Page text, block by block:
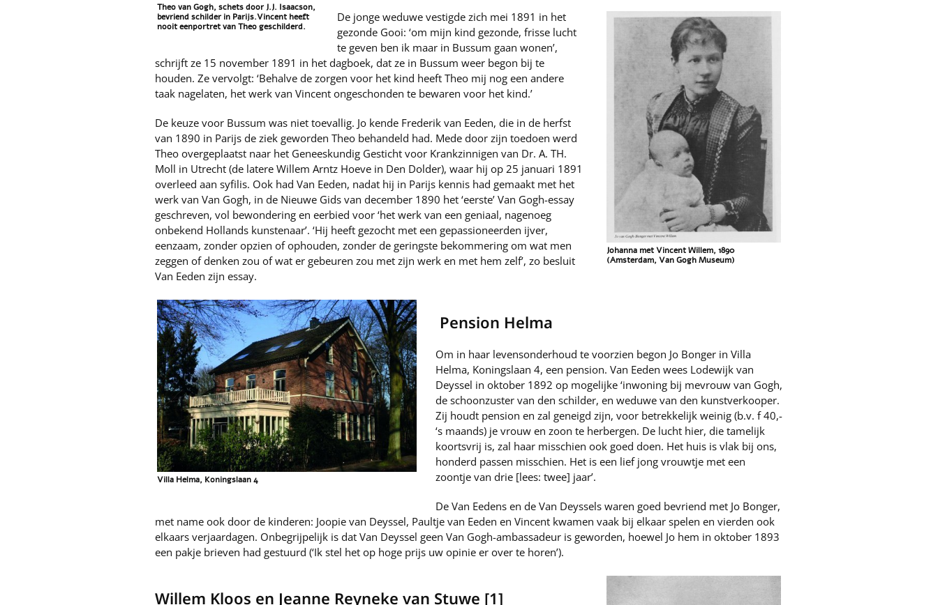
Theo van Gogh, schets door J.J. Isaacson,
bevriend schilder in Parijs.Vincent heeft
nooit eenportret van Theo geschilderd.
Johanna met Vincent Willem, 1890
(Amsterdam, Van Gogh Museum)
De jonge weduwe vestigde zich mei 1891 in het
gezonde Gooi: ‘om mijn kind gezonde, frisse lucht
te geven ben ik maar in Bussum gaan wonen’,
schrijft ze 15 november 1891 in het dagboek, dat ze in Bussum weer begon bij te
houden. Ze vervolgt: ‘Behalve de zorgen voor het kind heeft Theo mij nog een andere
taak nagelaten, het werk van Vincent ongeschonden te bewaren voor het kind.’
De keuze voor Bussum was niet toevallig. Jo kende Frederik van Eeden, die in de herfst
van 1890 in Parijs de ziek geworden Theo behandeld had. Mede door zijn toedoen werd
Theo overgeplaatst naar het Geneeskundig Gesticht voor Krankzinnigen van Dr. A. TH.
Moll in Utrecht (de latere Willem Arntz Hoeve in Den Dolder), waar hij op 25 januari 1891
overleed aan syfilis. Ook had Van Eeden, nadat hij in Parijs kennis had gemaakt met het
werk van Van Gogh, in de Nieuwe Gids van december 1890 het ‘eerste’ Van Gogh-essay
geschreven, vol bewondering en eerbied voor ‘het werk van een geniaal, nagenoeg
onbekend Hollands kunstenaar’. ‘Hij heeft gezocht met een gepassioneerden ijver,
eenzaam, zonder opzien of ophouden, zonder de geringste bekommering om wat men
zeggen of denken zou of wat er gebeuren zou met zijn werk en met hem zelf’, zo besluit
Van Eeden zijn essay.
Villa Helma, Koningslaan 4
Pension Helma
Om in haar levensonderhoud te voorzien begon Jo Bonger in Villa
Helma, Koningslaan 4, een pension. Van Eeden wees Lodewijk van
Deyssel in oktober 1892 op mogelijke ‘inwoning bij mevrouw van Gogh,
de schoonzuster van den schilder, en weduwe van den kunstverkooper.
Zij houdt pension en zal geneigd zijn, voor betrekkelijk weinig (b.v. f 40,-
‘s maands) je vrouw en zoon te herbergen. De lucht hier, die tamelijk
koortsvrij is, zal haar misschien ook goed doen. Het huis is vlak bij ons,
honderd passen misschien. Het is een lief jong vrouwtje met een
zoontje van drie [lees: twee] jaar’.
De Van Eedens en de Van Deyssels waren goed bevriend met Jo Bonger,
met name ook door de kinderen: Joopie van Deyssel, Paultje van Eeden en Vincent kwamen vaak bij elkaar spelen en vierden ook
elkaars verjaardagen. Onbegrijpelijk is dat Van Deyssel geen Van Gogh-ambassadeur is geworden, hoewel Jo hem in oktober 1893
een pakje brieven had gestuurd (‘Ik stel het op hoge prijs uw opinie er over te horen’).
Willem Kloos en Jeanne Reyneke van Stuwe [1]